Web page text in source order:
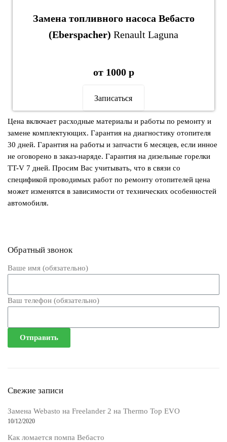
Замена топливного насоса Вебасто
(Eberspacher) Renault Laguna
от 1000 р
Записаться
Цена включает расходные материалы и работы по ремонту и
замене комплектующих. Гарантия на диагностику отопителя
30 дней. Гарантия на работы и запчасти 6 месяцев, если инное
не оговорено в заказ-наряде. Гарантия на дизельные горелки
TT-V 7 дней. Просим Вас учитывать, что в связи со
спецификой проводимых работ по ремонту отопителей цена
может изменятся в зависимости от технических особенностей
автомобиля.
Обратный звонок
Ваше имя (обязательно)
Ваш телефон (обязательно)
Свежие записи
Замена Webasto на Freelander 2 на Thermo Top EVO
10/12/2020
Как ломается помпа Вебасто